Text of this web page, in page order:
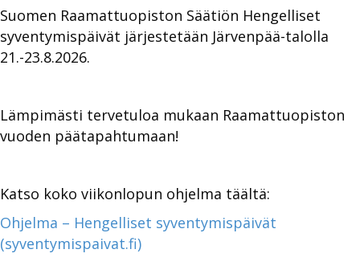
Suomen Raamattuopiston Säätiön Hengelliset
syventymispäivät järjestetään Järvenpää-talolla
21.-23.8.2026.
Lämpimästi tervetuloa mukaan Raamattuopiston
vuoden päätapahtumaan!
Katso koko viikonlopun ohjelma täältä:
Ohjelma – Hengelliset syventymispäivät
(syventymispaivat.fi)